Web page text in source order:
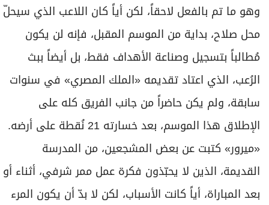
وهو ما تم بالفعل لاحقاً، لكن أياً كان اللاعب الذي سيحلّ
محل صلاح، بداية من الموسم المقبل، فإنه لن يكون
مُطالباً بتسجيل وصناعة الأهداف فقط، بل أيضاً ببث
الرُعب، الذي اعتاد تقديمه «الملك المصري» في سنوات
سابقة، ولم يكن حاضراً من جانب الفريق كله على
الإطلاق هذا الموسم، بعد خسارته 21 نُقطة على أرضه.
«ميرور» كتبت عن بعض المشجعين، من المدرسة
القديمة، الذين لا يحبّذون فكرة عمل ممر شرفي، أثناء أو
بعد المباراة، أياً كانت الأسباب، لكن لا بدّ أن يكون المرء